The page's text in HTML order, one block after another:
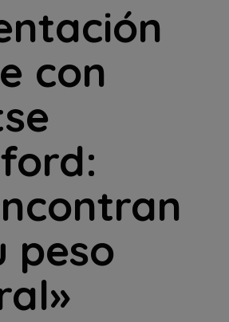
con
peso